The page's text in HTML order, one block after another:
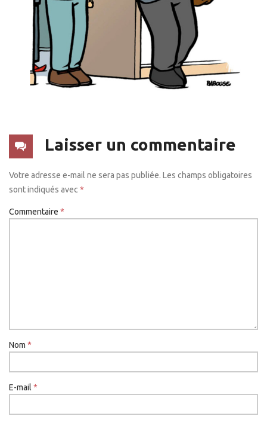
Laisser un commentaire
Votre adresse e-mail ne sera pas publiée. Les champs obligatoires
sont indiqués avec *
Commentaire *
Nom *
E-mail *